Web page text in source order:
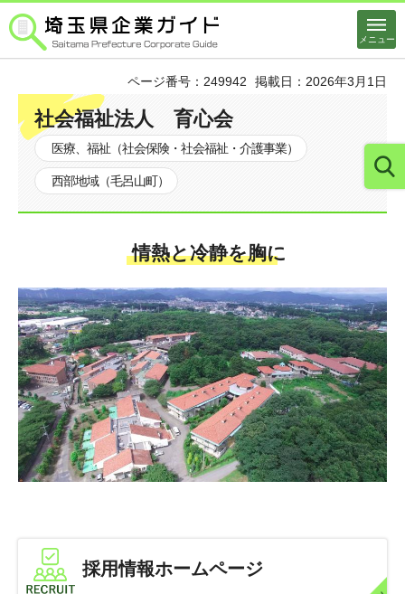
埼玉県企業ガイド メニュー
ページ番号：249942 掲載日：2026年3月1日
社会福祉法人 育心会
医療、福祉（社会保険・社会福祉・介護事業）
西部地域（毛呂山町）
情熱と冷静を胸に
採用情報ホームページ